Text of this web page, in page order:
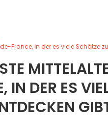
France, in der es viele Schätze
DER ES
GIBT